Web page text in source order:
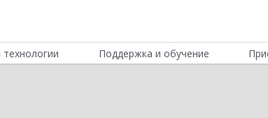
Поддержка и обучение